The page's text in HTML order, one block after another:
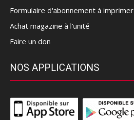
Formulaire d'abonnement à imprimer
Achat magazine à l'unité
Faire un don
NOS APPLICATIONS